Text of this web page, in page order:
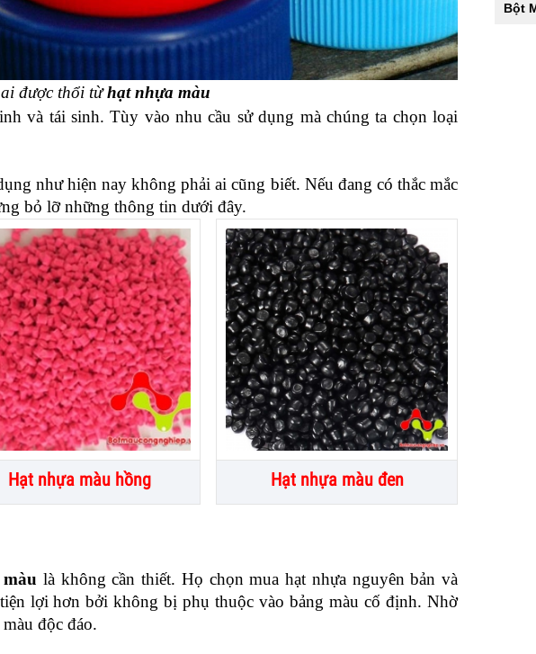
Bột
được thổi từ hạt nhựa màu
và tái sinh. Tùy vào nhu cầu sử dụng mà chúng ta chọn loại
như hiện nay không phải ai cũng biết. Nếu đang có thắc mắc
bỏ lỡ những thông tin dưới đây.
Hạt nhựa màu hồng Hạt nhựa màu đen
là không cần thiết. Họ chọn mua hạt nhựa nguyên bản và
lợi hơn bởi không bị phụ thuộc vào bảng màu cố định. Nhờ
độc đáo.